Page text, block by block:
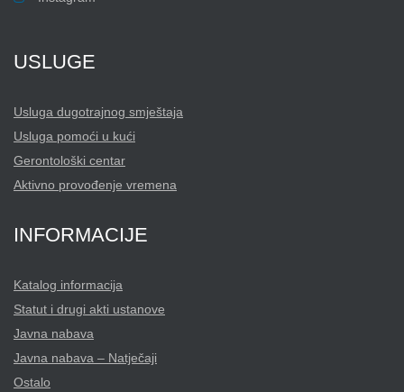
USLUGE
Usluga dugotrajnog smještaja
Usluga pomoći u kući
Gerontološki centar
Aktivno provođenje vremena
INFORMACIJE
Katalog informacija
Statut i drugi akti ustanove
Javna nabava
Javna nabava – Natječaji
Ostalo